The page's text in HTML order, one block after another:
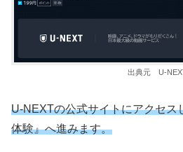
出典元 U-
U-NEXTの公式サイトにアクセス
体験』へ進みます。